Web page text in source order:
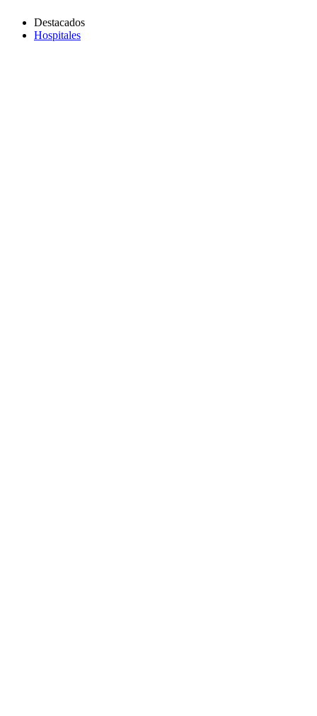
Destacados
Hospitales